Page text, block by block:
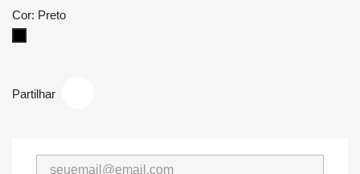
Cor: Preto
Partilhar